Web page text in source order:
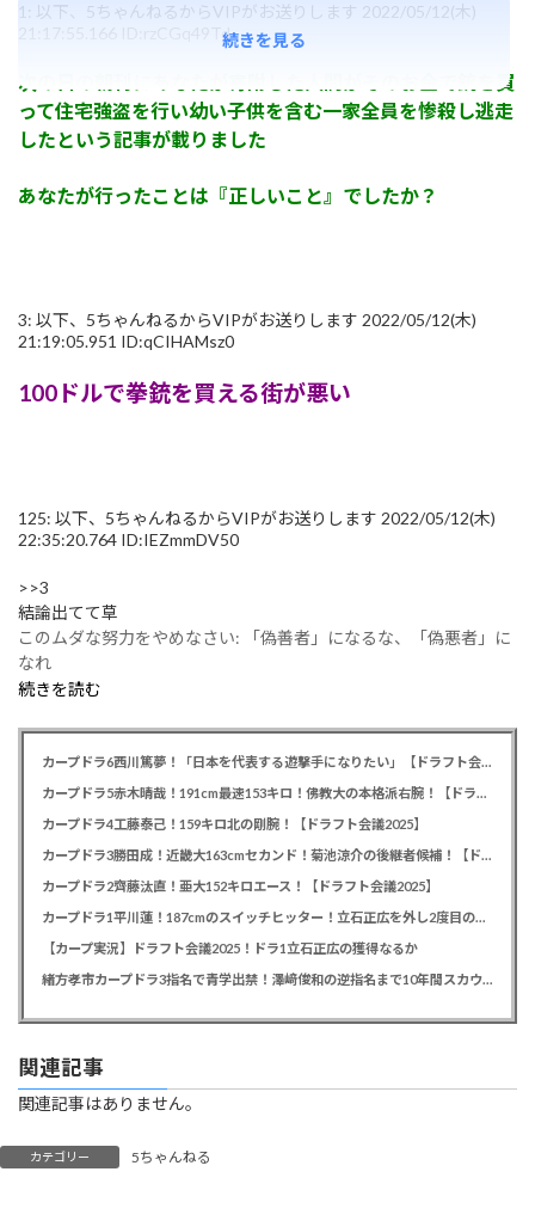
1: 以下、5ちゃんねるからVIPがお送りします 2022/05/12(木)
21:17:55.166 ID:rzCGq49Td
次の日の朝刊にあなたが寄附した人間がそのお金で銃を買
って住宅強盗を行い幼い子供を含む一家全員を惨殺し逃走
したという記事が載りました
あなたが行ったことは『正しいこと』でしたか？
3: 以下、5ちゃんねるからVIPがお送りします 2022/05/12(木)
21:19:05.951 ID:qCIHAMsz0
100ドルで拳銃を買える街が悪い
125: 以下、5ちゃんねるからVIPがお送りします 2022/05/12(木)
22:35:20.764 ID:IEZmmDV50
>>3
結論出てて草
このムダな努力をやめなさい: 「偽善者」になるな、「偽悪者」に
なれ
続きを読む
続きを見る
カープドラ6西川篤夢！「日本を代表する遊撃手になりたい」【ドラフト会議2025】
カープドラ5赤木晴哉！191cm最速153キロ！佛教大の本格派右腕！【ドラフト会議2025】
カープドラ4工藤泰己！159キロ北の剛腕！【ドラフト会議2025】
カープドラ3勝田成！近畿大163cmセカンド！菊池涼介の後継者候補！【ドラフト会議2025】
カープドラ2齊藤汰直！亜大152キロエース！【ドラフト会議2025】
カープドラ1平川蓮！187cmのスイッチヒッター！立石正広を外し2度目の重複も新井監督がクジを引き当てる！【ドラフト会議2025】
【カープ実況】ドラフト会議2025！ドラ1立石正広の獲得なるか
緒方孝市カープドラ3指名で青学出禁！澤﨑俊和の逆指名まで10年間スカウト出禁
関連記事
関連記事はありません。
カテゴリー 5ちゃんねる